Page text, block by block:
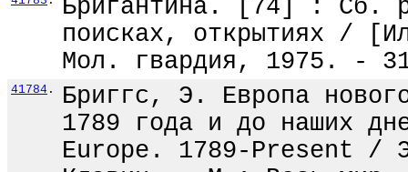
Бригантина. [74] : Сб.
поисках, открытиях /
Мол. гвардия, 1975. -
41784 .
Бриггс, Э. Европа
1789 года и до наших
Europe. 1789-Present /